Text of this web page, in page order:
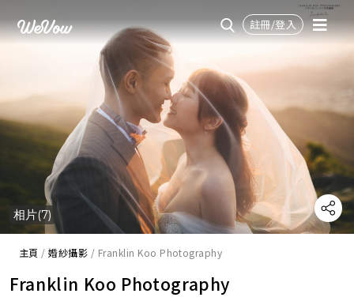
註冊/登入
相片(7)
主頁 /婚紗攝影 / Franklin Koo Photography
Franklin Koo Photography